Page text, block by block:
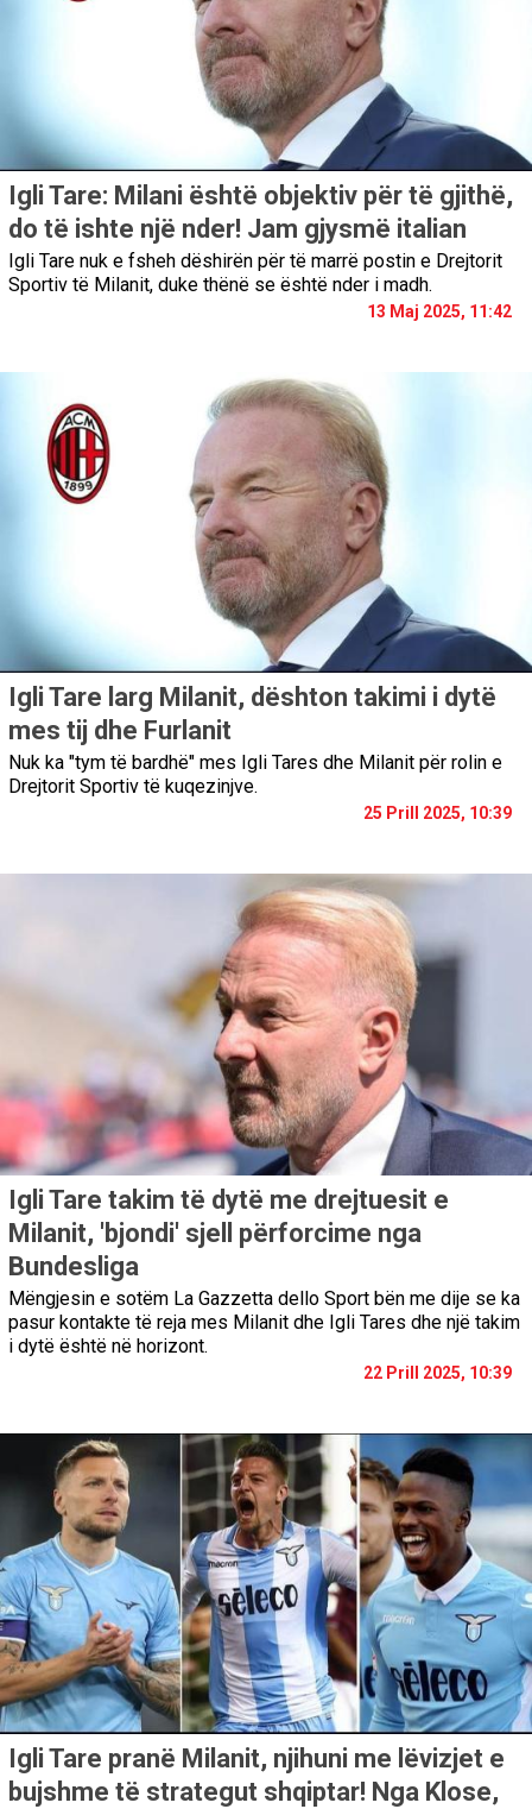
Igli Tare: Milani është objektiv për të gjithë,
do të ishte një nder! Jam gjysmë italian
Igli Tare nuk e fsheh dëshirën për të marrë postin e Drejtorit
Sportiv të Milanit, duke thënë se është nder i madh.
13 Maj 2025, 11:42
Igli Tare larg Milanit, dështon takimi i dytë
mes tij dhe Furlanit
Nuk ka "tym të bardhë" mes Igli Tares dhe Milanit për rolin e
Drejtorit Sportiv të kuqezinjve.
25 Prill 2025, 10:39
Igli Tare takim të dytë me drejtuesit e
Milanit, 'bjondi' sjell përforcime nga
Bundesliga
Mëngjesin e sotëm La Gazzetta dello Sport bën me dije se ka
pasur kontakte të reja mes Milanit dhe Igli Tares dhe një takim
i dytë është në horizont.
22 Prill 2025, 10:39
Igli Tare pranë Milanit, njihuni me lëvizjet e
bujshme të strategut shqiptar! Nga Klose,